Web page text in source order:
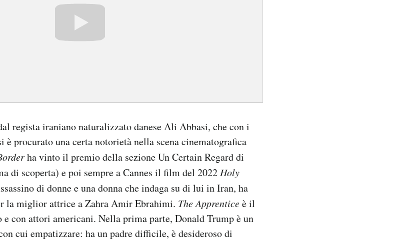
regista iraniano naturalizzato danese Ali Abbasi, che con i
è procurato una certa notorietà nella scena cinematografica
ha vinto il premio della sezione Un Certain Regard di
di scoperta) e poi sempre a Cannes il film del 2022Holy
di donne e una donna che indaga su di lui in Iran, ha
la miglior attrice a Zahra Amir Ebrahimi. The Apprenticeè il
con attori americani. Nella prima parte, Donald Trump è un
cui empatizzare: ha un padre difficile, è desideroso di